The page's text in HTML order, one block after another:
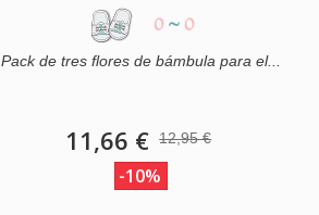
0 ~0
Pack de tres flores de bámbula para el...
11,66 € 12,95 €
-10%